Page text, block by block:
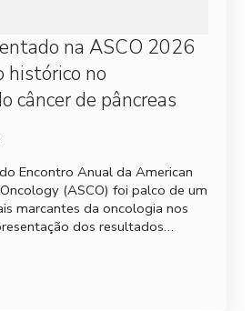
na ASCO 2026
histórico no
câncer de pâncreas
Encontro Anual da American
(ASCO) foi palco de um
marcantes da oncologia nos
dos resultados…